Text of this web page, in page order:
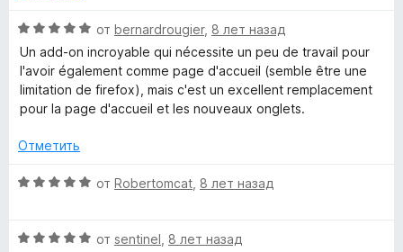
з
5
О
ц
е
н
е
о
а
з
от bernardrougier, 8 лет назад
Un add-on incroyable qui nécessite un peu de travail pour
l'avoir également comme page d'accueil (semble être une
limitation de firefox), mais c'est un excellent remplacement
pour la page d'accueil et les nouveaux onglets.
Отметить
О
н
от Robertomcat 8 лет назад
О
от sentinel 8 лет назад